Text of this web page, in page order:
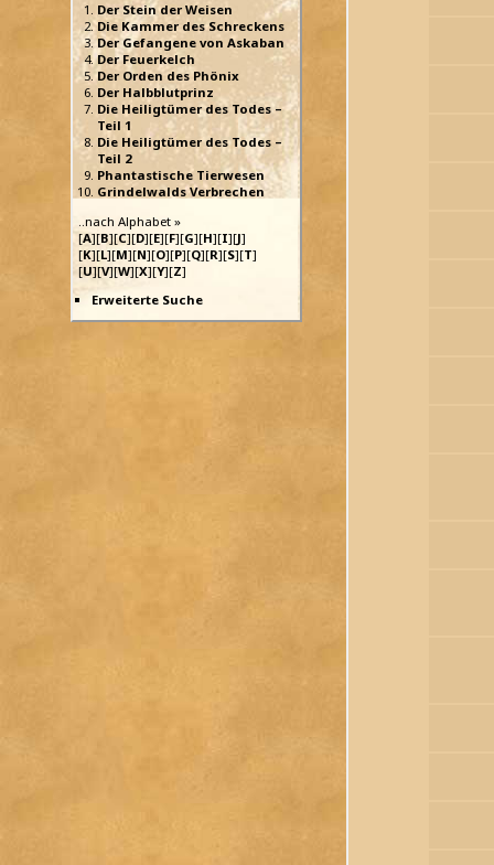
Der Stein der Weisen
Die Kammer des Schreckens
Der Gefangene von Askaban
Der Feuerkelch
Der Orden des Phönix
Der Halbblutprinz
Die Heiligtümer des Todes –
Teil 1
Die Heiligtümer des Todes –
Teil 2
Phantastische Tierwesen
Grindelwalds Verbrechen
..nach Alphabet »
[A][B][C][D][E][F][G][H][I][J]
[K][L][M][N][O][P][Q][R][S][T]
[U][V][W][X][Y][Z]
Erweiterte Suche